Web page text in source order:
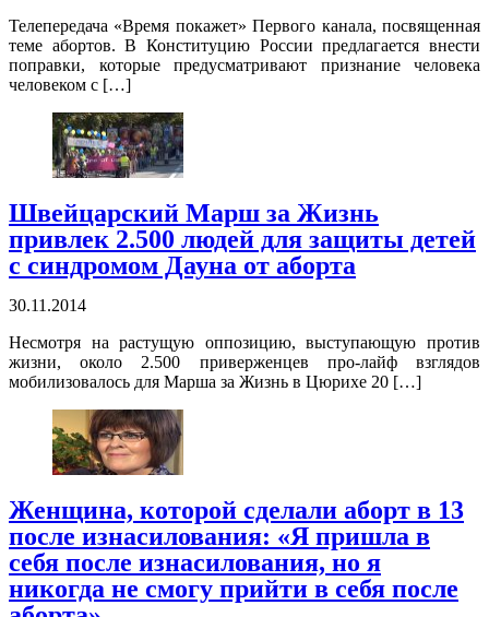
Телепередача «Время покажет» Первого канала, посвященная
теме абортов. В Конституцию России предлагается внести
поправки, которые предусматривают признание человека
человеком с […]
Швейцарский Марш за Жизнь
привлек 2.500 людей для защиты детей
с синдромом Дауна от аборта
30.11.2014
Несмотря на растущую оппозицию, выступающую против
жизни, около 2.500 приверженцев про-лайф взглядов
мобилизовалось для Марша за Жизнь в Цюрихе 20 […]
Женщина, которой сделали аборт в 13
после изнасилования: «Я пришла в
себя после изнасилования, но я
никогда не смогу прийти в себя после